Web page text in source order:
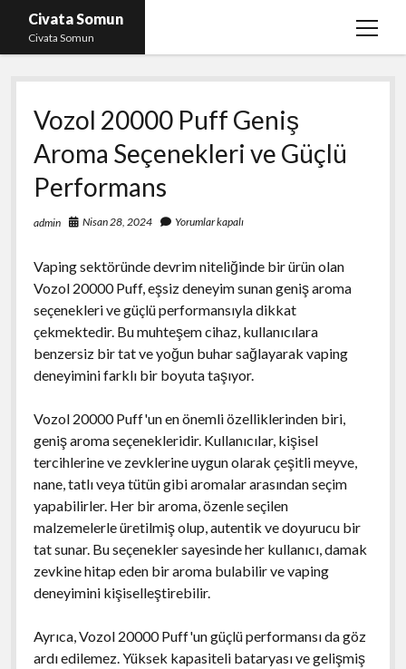
Civata Somun
Civata Somun
menüyü
Liste
Sayfa Listesi
Shorts Beğeni Kasma Parasız
Ücretsiz En İyi Instagram Beğeni Hilesi
Youtube Dislike Yükleme Ücretsiz
Vozol 20000 Puff Geniş
Aroma Seçenekleri ve Güçlü
Performans
admin Nisan 28, 2024 Yorumlar kapalı
Vaping sektöründe devrim niteliğinde bir ürün olan
Vozol 20000 Puff, eşsiz deneyim sunan geniş aroma
seçenekleri ve güçlü performansıyla dikkat
çekmektedir. Bu muhteşem cihaz, kullanıcılara
benzersiz bir tat ve yoğun buhar sağlayarak vaping
deneyimini farklı bir boyuta taşıyor.
Vozol 20000 Puff'un en önemli özelliklerinden biri,
geniş aroma seçenekleridir. Kullanıcılar, kişisel
tercihlerine ve zevklerine uygun olarak çeşitli meyve,
nane, tatlı veya tütün gibi aromalar arasından seçim
yapabilirler. Her bir aroma, özenle seçilen
malzemelerle üretilmiş olup, autentik ve doyurucu bir
tat sunar. Bu seçenekler sayesinde her kullanıcı, damak
zevkine hitap eden bir aroma bulabilir ve vaping
deneyimini kişiselleştirebilir.
Ayrıca, Vozol 20000 Puff'un güçlü performansı da göz
ardı edilemez. Yüksek kapasiteli bataryası ve gelişmiş